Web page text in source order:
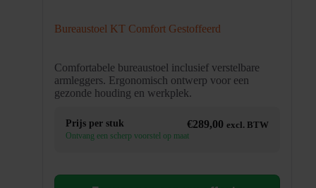
Bureaustoel KT Comfort Gestoffeerd
Comfortabele bureaustoel inclusief verstelbare
armleggers. Ergonomisch ontwerp voor een
gezonde houding en werkplek.
Prijs per stuk €289,00 excl. BTW
Ontvang een scherp voorstel op maat